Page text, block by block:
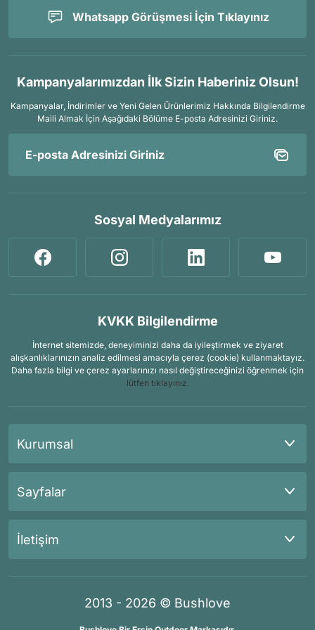
ve köpük mat gibi birçok ürün, sitemizde sizleri bekliyor.
güvendesiniz!
Whatsapp Görüşmesi İçin Tıklayınız
Kampanyalarımızdan İlk Sizin Haberiniz Olsun!
Kampanyalar, İndirimler ve Yeni Gelen Ürünlerimiz Hakkında Bilgilendirme
Maili Almak İçin Aşağıdaki Bölüme E-posta Adresinizi Giriniz.
Sosyal Medyalarımız
KVKK Bilgilendirme
İnternet sitemizde, deneyiminizi daha da iyileştirmek ve ziyaret
alışkanlıklarınızın analiz edilmesi amacıyla çerez (cookie) kullanmaktayız.
Daha fazla bilgi ve çerez ayarlarınızı nasıl değiştireceğinizi öğrenmek için
lütfen tıklayınız.
Kurumsal
Sayfalar
İletişim
2013 - 2026 © Bushlove